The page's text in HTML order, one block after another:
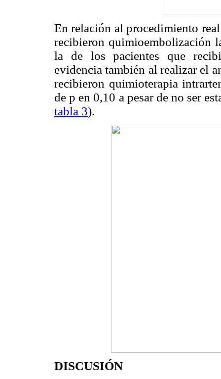
En relación al procedimiento
recibieron quimioembolización
la de los pacientes que
evidencia también al realizar el
recibieron quimioterapia
de p en 0,10 a pesar de no ser
tabla 3).
DISCUSIÓN